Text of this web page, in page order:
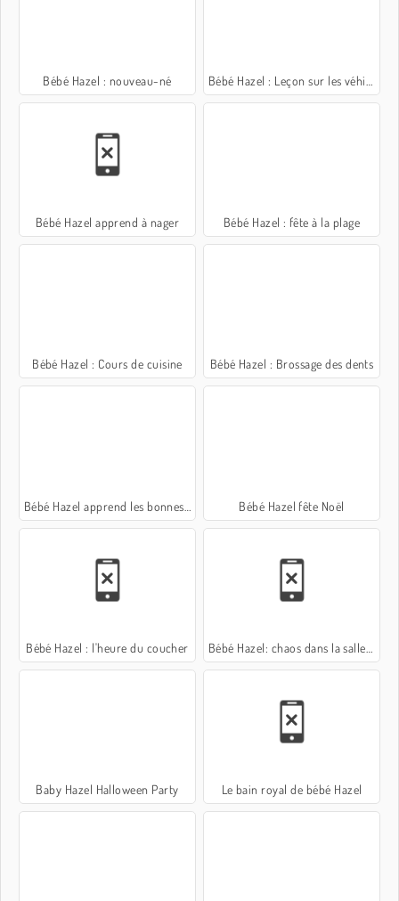
Bébé Hazel : nouveau-né Bébé Hazel : Leçon sur les véhicules
Bébé Hazel apprend à nager Bébé Hazel : fête à la plage
Bébé Hazel : Cours de cuisine Bébé Hazel : Brossage des dents
Bébé Hazel apprend les bonnes manières Bébé Hazel fête Noël
Bébé Hazel : l'heure du coucher Bébé Hazel: chaos dans la salle de bains
Baby Hazel Halloween Party Le bain royal de bébé Hazel